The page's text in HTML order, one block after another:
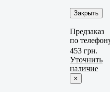
Закрыть
Предзаказ
по
453 грн.
Уточнить
наличие
×